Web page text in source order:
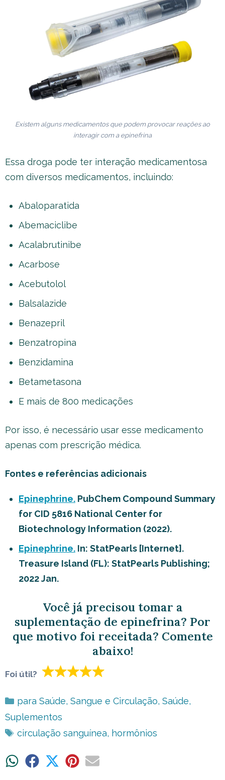
Existem alguns medicamentos que podem provocar reações ao
interagir com a epinefrina
Essa droga pode ter interação medicamentosa
com diversos medicamentos, incluindo:
Abaloparatida
Abemaciclibe
Acalabrutinibe
Acarbose
Acebutolol
Balsalazide
Benazepril
Benzatropina
Benzidamina
Betametasona
E mais de 800 medicações
Por isso, é necessário usar esse medicamento
apenas com prescrição médica.
Fontes e referências adicionais
Epinephrine. PubChem Compound Summary
for CID 5816 National Center for
Biotechnology Information (2022).
Epinephrine. In: StatPearls [Internet].
Treasure Island (FL): StatPearls Publishing;
2022 Jan.
Você já precisou tomar a
suplementação de epinefrina? Por
que motivo foi receitada? Comente
abaixo!
Foi útil?
Categorias
para Saúde, Sangue e Circulação, Saúde,
Suplementos
Tags
circulação sanguínea, hormônios
ShareShare ShareShareShare